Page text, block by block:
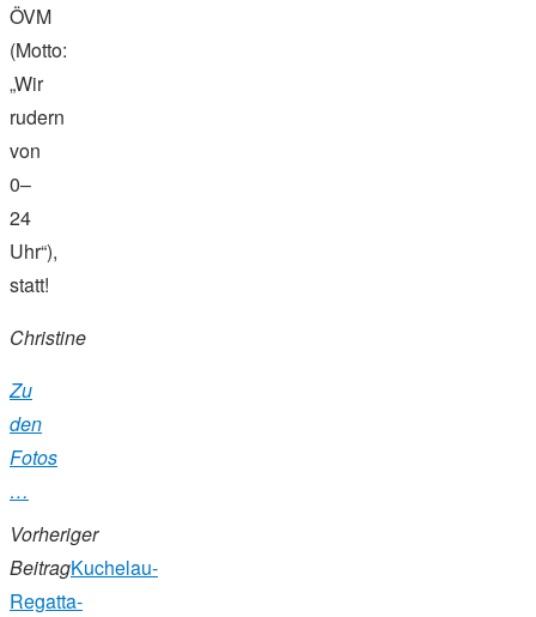
ÖVM
(Motto:
„Wir
rudern
von
0–
24
Uhr“),
statt!
Christine
Zu
den
Fotos
…
Vorheriger
BeitragKuchelau-
Regatta-